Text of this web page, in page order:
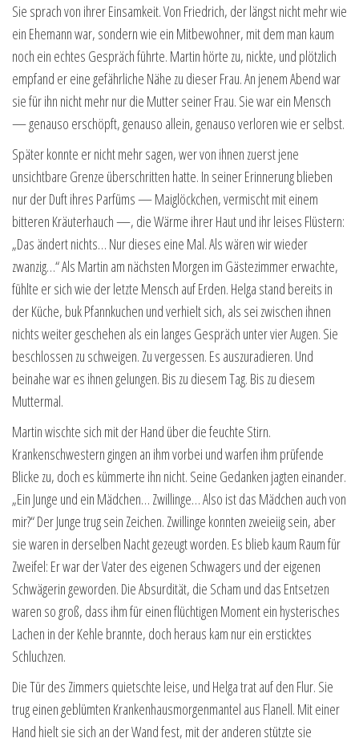
Sie sprach von ihrer Einsamkeit. Von Friedrich, der längst nicht mehr wie
ein Ehemann war, sondern wie ein Mitbewohner, mit dem man kaum
noch ein echtes Gespräch führte. Martin hörte zu, nickte, und plötzlich
empfand er eine gefährliche Nähe zu dieser Frau. An jenem Abend war
sie für ihn nicht mehr nur die Mutter seiner Frau. Sie war ein Mensch
— genauso erschöpft, genauso allein, genauso verloren wie er selbst.
Später konnte er nicht mehr sagen, wer von ihnen zuerst jene
unsichtbare Grenze überschritten hatte. In seiner Erinnerung blieben
nur der Duft ihres Parfüms — Maiglöckchen, vermischt mit einem
bitteren Kräuterhauch —, die Wärme ihrer Haut und ihr leises Flüstern:
„Das ändert nichts… Nur dieses eine Mal. Als wären wir wieder
zwanzig…“ Als Martin am nächsten Morgen im Gästezimmer erwachte,
fühlte er sich wie der letzte Mensch auf Erden. Helga stand bereits in
der Küche, buk Pfannkuchen und verhielt sich, als sei zwischen ihnen
nichts weiter geschehen als ein langes Gespräch unter vier Augen. Sie
beschlossen zu schweigen. Zu vergessen. Es auszuradieren. Und
beinahe war es ihnen gelungen. Bis zu diesem Tag. Bis zu diesem
Muttermal.
Martin wischte sich mit der Hand über die feuchte Stirn.
Krankenschwestern gingen an ihm vorbei und warfen ihm prüfende
Blicke zu, doch es kümmerte ihn nicht. Seine Gedanken jagten einander.
„Ein Junge und ein Mädchen… Zwillinge… Also ist das Mädchen auch von
mir?“ Der Junge trug sein Zeichen. Zwillinge konnten zweieiig sein, aber
sie waren in derselben Nacht gezeugt worden. Es blieb kaum Raum für
Zweifel: Er war der Vater des eigenen Schwagers und der eigenen
Schwägerin geworden. Die Absurdität, die Scham und das Entsetzen
waren so groß, dass ihm für einen flüchtigen Moment ein hysterisches
Lachen in der Kehle brannte, doch heraus kam nur ein ersticktes
Schluchzen.
Die Tür des Zimmers quietschte leise, und Helga trat auf den Flur. Sie
trug einen geblümten Krankenhausmorgenmantel aus Flanell. Mit einer
Hand hielt sie sich an der Wand fest, mit der anderen stützte sie